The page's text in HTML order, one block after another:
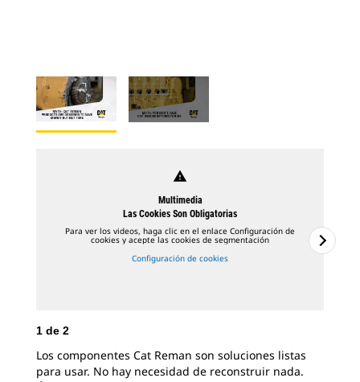
warning
Multimedia
Las Cookies Son Obligatorias
Para ver los videos, haga clic en el enlace Configuración de
cookies y acepte las cookies de segmentación
Configuración de cookies
1 de 2
Los componentes Cat Reman son soluciones listas
para usar. No hay necesidad de reconstruir nada.